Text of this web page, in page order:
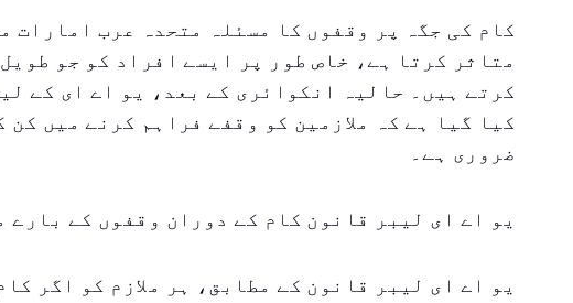
کام کی جگہ پر وقفوں کا مسئلہ متحدہ عرب امارات
متاثر کرتا ہے، خاص طور پر ایسے افراد کو جو
کرتے ہیں۔ حالیہ انکوائری کے بعد، یو اے ای کے
کیا گیا ہے کہ ملازمین کو وقفے فراہم کرنے میں کن
ضروری ہے۔
یو اے ای لیبر قانون کام کے دوران وقفوں کے بارے
یو اے ای لیبر قانون کے مطابق، ہر ملازم کو اگر